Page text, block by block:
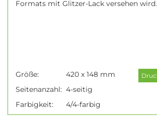
Formats mit Glitzer-Lack versehen wird.
Größe:
420 x 148 mm
Seitenanzahl: 4-seitig
Farbigkeit:
4/4-farbig